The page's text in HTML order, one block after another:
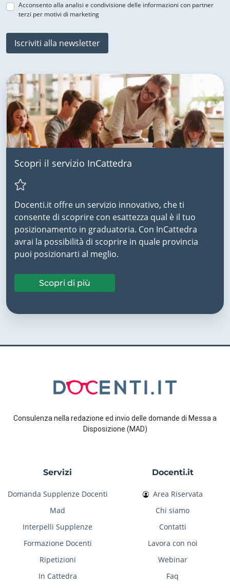
Acconsento alla analisi e condivisione delle informazioni con partner
terzi per motivi di marketing
Iscriviti alla newsletter
Scopri il servizio InCattedra
Docenti.it offre un servizio innovativo, che ti
consente di scoprire con esattezza qual è il tuo
posizionamento in graduatoria. Con InCattedra
avrai la possibilità di scoprire in quale provincia
puoi posizionarti al meglio.
Scopri di più
Consulenza nella redazione ed invio delle domande di Messa a
Disposizione (MAD)
Servizi
Domanda Supplenze Docenti
Mad
Interpelli Supplenze
Formazione Docenti
Ripetizioni
In Cattedra
Docenti.it
Area Riservata
Chi siamo
Contatti
Lavora con noi
Webinar
Faq